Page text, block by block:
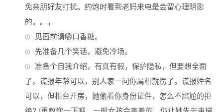
免亲朋好友打扰。约炮时看到老妈来电是会留心理阴影
的。。。
见面前请嚼口香糖。
先准备几个笑话，避免冷场。
准备个自我介绍，有真有假，保护隐私，但要想全面
了。谎报年龄可以，别人家一问你属相就愣了。谎报姓名
可以，但柜台开房，她偷看你身份证件，怎么不尴尬的拒